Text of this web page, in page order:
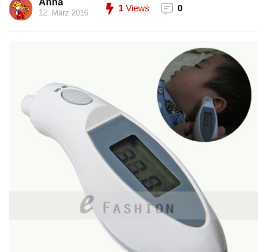
Anna
12. März 2016 1 Views 0